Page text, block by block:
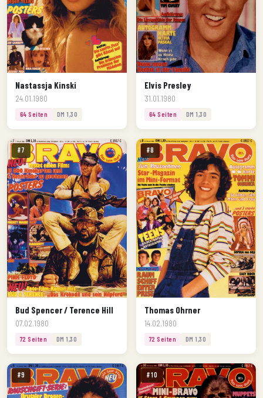
Nastassja Kinski
24.01.1980
64 Seiten DM 1,30
Elvis Presley
31.01.1980
64 Seiten DM 1,30
#7
Bud Spencer / Terence Hill
07.02.1980
72 Seiten DM 1,30
#8
Thomas Ohrner
14.02.1980
72 Seiten DM 1,30
#9 #10